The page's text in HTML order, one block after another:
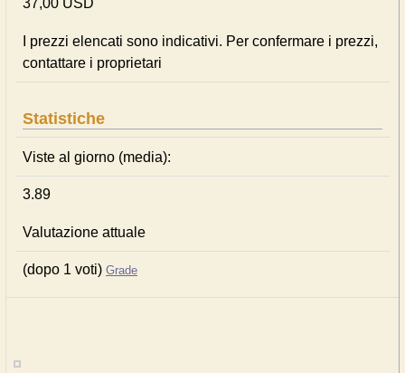
37,00 USD
I prezzi elencati sono indicativi. Per confermare i prezzi,
contattare i proprietari
Statistiche
Viste al giorno (media):
3.89
Valutazione attuale
(dopo 1 voti) Grade